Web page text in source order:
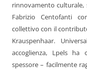
rinnovamento culturale,
Fabrizio Centofanti
collettivo con il
Krauspenhaar.
accoglienza, Lpels
spessore – facilmente